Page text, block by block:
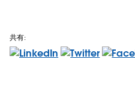
共有: